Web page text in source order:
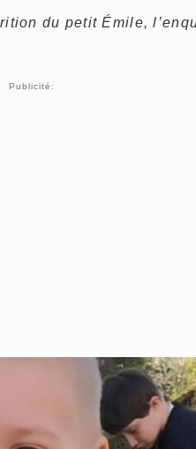
du petit Émile,
Publicité: